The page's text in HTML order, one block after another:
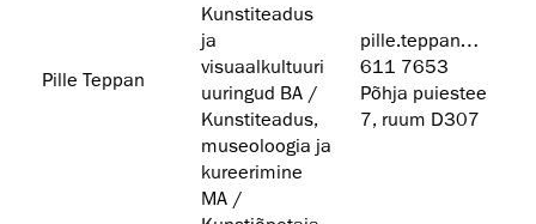
Pille Teppan
Kunstiteadus
ja
visuaalkultuuri
uuringud BA /
Kunstiteadus,
museoloogia ja
kureerimine
MA /
pille.teppan@artun.ee
611 7653
Põhja puiestee
7, ruum D307